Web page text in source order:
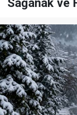
Sağanak ve